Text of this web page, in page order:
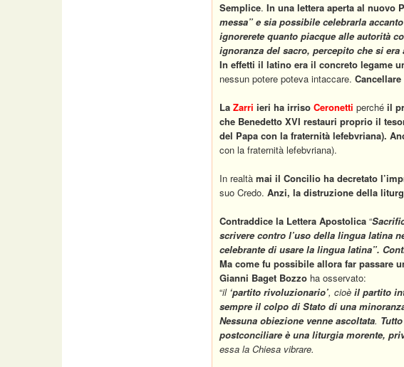
Semplice. In una lettera aperta al nuovo
messa” e sia possibile celebrarla
ignorerete quanto piacque alle autorità
ignoranza del sacro, percepito che si era
In effetti il latino era il concreto legame
nessun potere poteva intaccare.
La Zarri ieri ha irriso Ceronetti perché il
che Benedetto XVI restauri proprio il
del Papa con la fraternità lefebvriana).
con la fraternità lefebvriana).
In realtà mai il Concilio ha decretato
suo Credo. Anzi, la distruzione della
Contraddice la Lettera Apostolica “
scrivere contro l’uso della lingua latina
celebrante di usare la lingua latina”.
Ma come fu possibile allora far passare
Gianni Baget Bozzo ha osservato:
“il ‘partito rivoluzionario’, cioè il partito
sempre il colpo di Stato di una
Nessuna obiezione venne ascoltata.
postconciliare è una liturgia morente,
essa la Chiesa vibrare.